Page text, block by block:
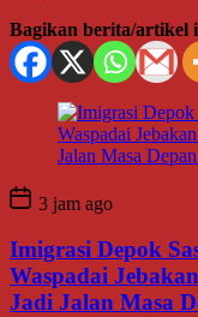
Bagikan berita/artikel
3 jam ago
Imigrasi Depok
Waspadai
Jadi Jalan Masa